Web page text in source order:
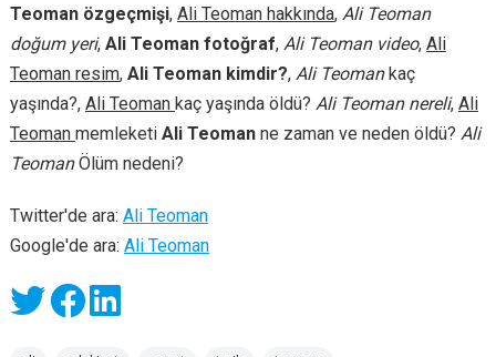
Teoman özgeçmişi, Ali Teoman hakkında, Ali Teoman
doğum yeri, Ali Teoman fotoğraf, Ali Teoman video, Ali
Teoman resim, Ali Teoman kimdir?, Ali Teomankaç
yaşında?, Ali Teoman kaç yaşında öldü? Ali Teoman nereli, Ali
Teoman memleketi Ali Teomanne zaman ve neden öldü? Ali
TeomanÖlüm nedeni?
Twitter'de ara: Ali Teoman
Google'de ara: Ali Teoman